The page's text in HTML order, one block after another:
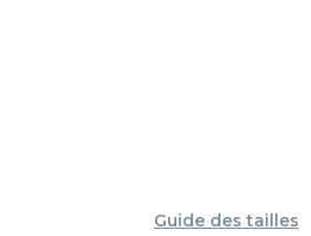
Guide des tailles